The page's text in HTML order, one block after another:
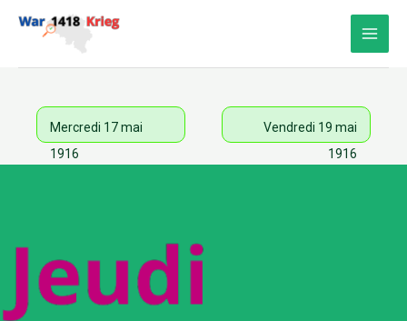
Mercredi 17 mai
1916
Vendredi 19 mai
1916